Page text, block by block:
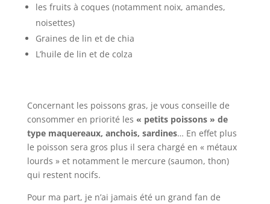
les fruits à coques (notamment noix, amandes,
noisettes)
Graines de lin et de chia
L’huile de lin et de colza
Concernant les poissons gras, je vous conseille de
consommer en priorité les « petits poissons » de
type maquereaux, anchois, sardines… En effet plus
le poisson sera gros plus il sera chargé en « métaux
lourds » et notamment le mercure (saumon, thon)
qui restent nocifs.
Pour ma part, je n’ai jamais été un grand fan de